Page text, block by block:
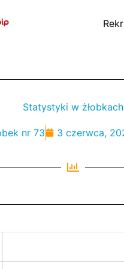
Statystyki w żłobkach
nr 73 3 czerwca,